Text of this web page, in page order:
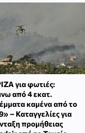
για φωτιές:
από 4 εκατ.
καμένα από το
– Καταγγελίες για
προμήθειας